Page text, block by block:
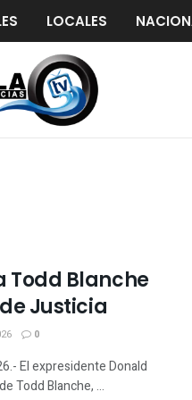
LOCALES
Todd Blanche
Justicia
0
El expresidente Donald
Todd Blanche, ...